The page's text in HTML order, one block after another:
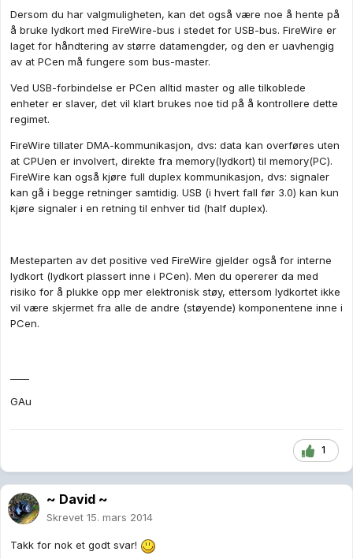
Dersom du har valgmuligheten, kan det også være noe å hente på
å bruke lydkort med FireWire-bus i stedet for USB-bus. FireWire er
laget for håndtering av større datamengder, og den er uavhengig
av at PCen må fungere som bus-master.
Ved USB-forbindelse er PCen alltid master og alle tilkoblede
enheter er slaver, det vil klart brukes noe tid på å kontrollere dette
regimet.
FireWire tillater DMA-kommunikasjon, dvs: data kan overføres uten
at CPUen er involvert, direkte fra memory(lydkort) til memory(PC).
FireWire kan også kjøre full duplex kommunikasjon, dvs: signaler
kan gå i begge retninger samtidig. USB (i hvert fall før 3.0) kan kun
kjøre signaler i en retning til enhver tid (half duplex).
Mesteparten av det positive ved FireWire gjelder også for interne
lydkort (lydkort plassert inne i PCen). Men du opererer da med
risiko for å plukke opp mer elektronisk støy, ettersom lydkortet ikke
vil være skjermet fra alle de andre (støyende) komponentene inne i
PCen.
GAu
1
~ David ~
Skrevet 15. mars 2014
Takk for nok et godt svar!